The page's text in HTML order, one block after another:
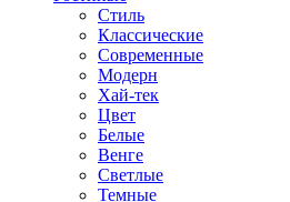
Стиль
Классические
Современные
Модерн
Хай-тек
Цвет
Белые
Венге
Светлые
Темные